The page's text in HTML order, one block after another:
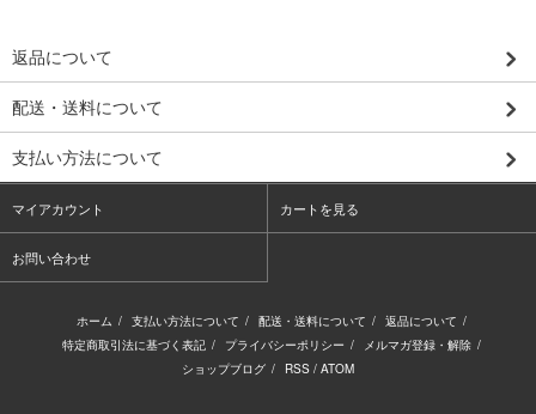
返品について
配送・送料について
支払い方法について
マイアカウント カートを見る
お問い合わせ
ホーム / 支払い方法について / 配送・送料について / 返品について /
特定商取引法に基づく表記 / プライバシーポリシー / メルマガ登録・解除 /
ショップブログ / RSS / ATOM